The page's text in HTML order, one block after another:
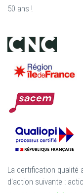
50 ans !
La certification qualité
d'action suivante :